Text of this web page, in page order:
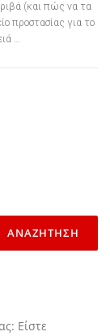
(και πώς να τα
προστασίας για το
…
Είστε